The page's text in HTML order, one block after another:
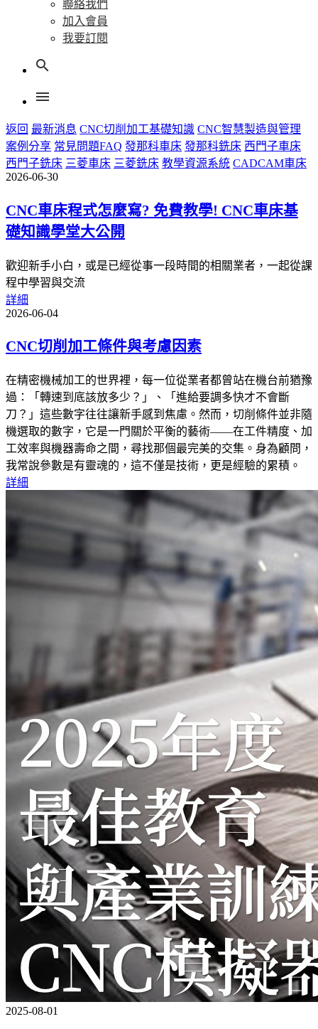
聯絡我們
加入會員
我要訂閱
search
menu
返回 最新消息 CNC切削加工基礎知識 CNC智慧製造與管理
案例分享 常見問題FAQ 發那科車床 發那科銑床 西門子車床
西門子銑床 三菱車床 三菱銑床 教學資源系統 CADCAM車床
2026-06-30
CNC車床程式怎麼寫? 免費教學! CNC車床基
礎知識學堂大公開
歡迎新手小白，或是已經從事一段時間的相關業者，一起從課
程中學習與交流
詳細
2026-06-04
CNC切削加工條件與考慮因素
在精密機械加工的世界裡，每一位從業者都曾站在機台前猶豫
過：「轉速到底該放多少？」、「進給要調多快才不會斷
刀？」這些數字往往讓新手感到焦慮。然而，切削條件並非隨
機選取的數字，它是一門關於平衡的藝術——在工件精度、加
工效率與機器壽命之間，尋找那個最完美的交集。身為顧問，
我常說參數是有靈魂的，這不僅是技術，更是經驗的累積。
詳細
2025-08-01